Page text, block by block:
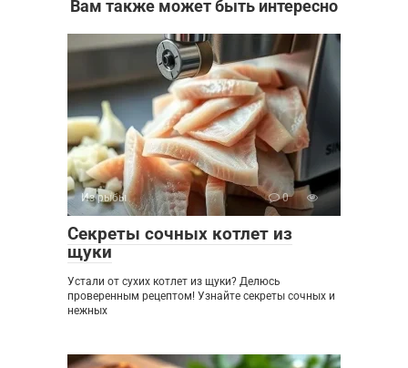
Вам также может быть интересно
Из рыбы 0
Секреты сочных котлет из
щуки
Устали от сухих котлет из щуки? Делюсь
проверенным рецептом! Узнайте секреты сочных и
нежных